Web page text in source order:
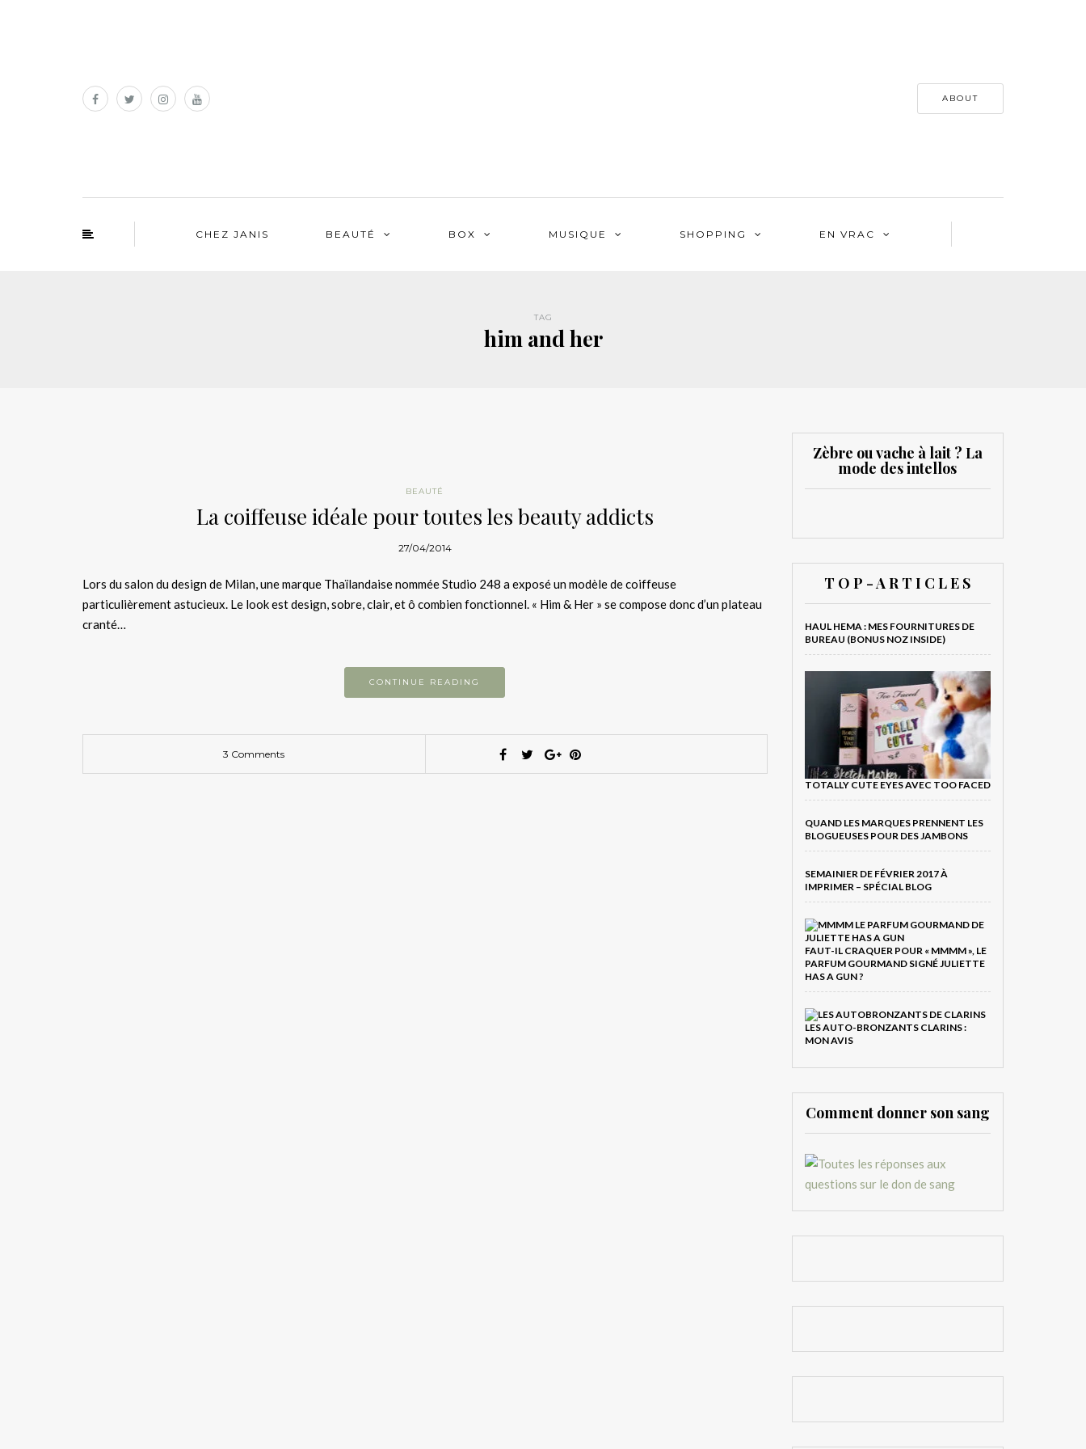
ABOUT
CHEZ JANIS BEAUTÉ BOX MUSIQUE SHOPPING EN VRAC
TAG
him and her
BEAUTÉ
La coiffeuse idéale pour toutes les beauty addicts
27/04/2014
Lors du salon du design de Milan, une marque Thaïlandaise nommée Studio 248 a exposé un modèle de coiffeuse
particulièrement astucieux. Le look est design, sobre, clair, et ô combien fonctionnel. « Him & Her » se compose donc d’un plateau
cranté…
CONTINUE READING
3 Comments
Zèbre ou vache à lait ? La
mode des intellos
T O P - A R T I C L E S
HAUL HEMA : MES FOURNITURES DE
BUREAU (BONUS NOZ INSIDE)
TOTALLY CUTE EYES AVEC TOO FACED
QUAND LES MARQUES PRENNENT LES
BLOGUEUSES POUR DES JAMBONS
SEMAINIER DE FÉVRIER 2017 À
IMPRIMER – SPÉCIAL BLOG
FAUT-IL CRAQUER POUR « MMMM », LE
PARFUM GOURMAND SIGNÉ JULIETTE
HAS A GUN ?
LES AUTO-BRONZANTS CLARINS :
MON AVIS
Comment donner son sang